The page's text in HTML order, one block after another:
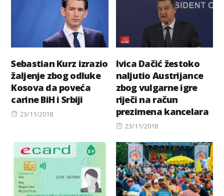
Sebastian Kurz izrazio
žaljenje zbog odluke
Kosova da poveća
carine BiH i Srbiji
Posted
23/11/2018
Ivica Dačić žestoko
naljutio Austrijance
zbog vulgarne igre
riječi na račun
prezimena kancelara
Posted
23/11/2018